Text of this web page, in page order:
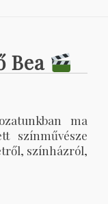
Bea
ma
színművésze
színházról,